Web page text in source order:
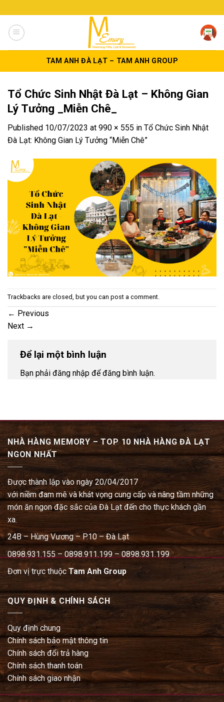
to
content
TAM ANH ĐÀ LẠT – TAM ANH GROUP
Tổ Chức Sinh Nhật Đà Lạt – Không Gian
Lý Tưởng _Miễn Chê_
Published 10/07/2023 at 990 × 555 in Tổ Chức Sinh Nhật
Đà Lạt: Không Gian Lý Tưởng “Miễn Chê”
Trackbacks are closed, but you can post a comment
← Previous
Next →
Để lại một bình luận
Bạn phải đăng nhập để đăng bình luận.
NHÀ HÀNG MEMORY – TOP 10 NHÀ HÀNG ĐÀ LẠT
NGON NHẤT
Được thành lập vào ngày 20/04/2017
với niềm đam mê và khát vọng cung cấp và nâng tầm những
món ăn ngon đặc sắc của Đà Lạt đến cho thực khách gần
xa.
24B – Hùng Vương – P.10 – Đà Lạt
0898.931.155 – 0898.911.199 – 0898.931.199
Đơn vị trực thuộcTam Anh Group
QUY ĐỊNH & CHÍNH SÁCH
Quy định chung
Chính sách bảo mật thông tin
Chính sách đổi trả hàng
Chính sách thanh toán
Chính sách giao nhận